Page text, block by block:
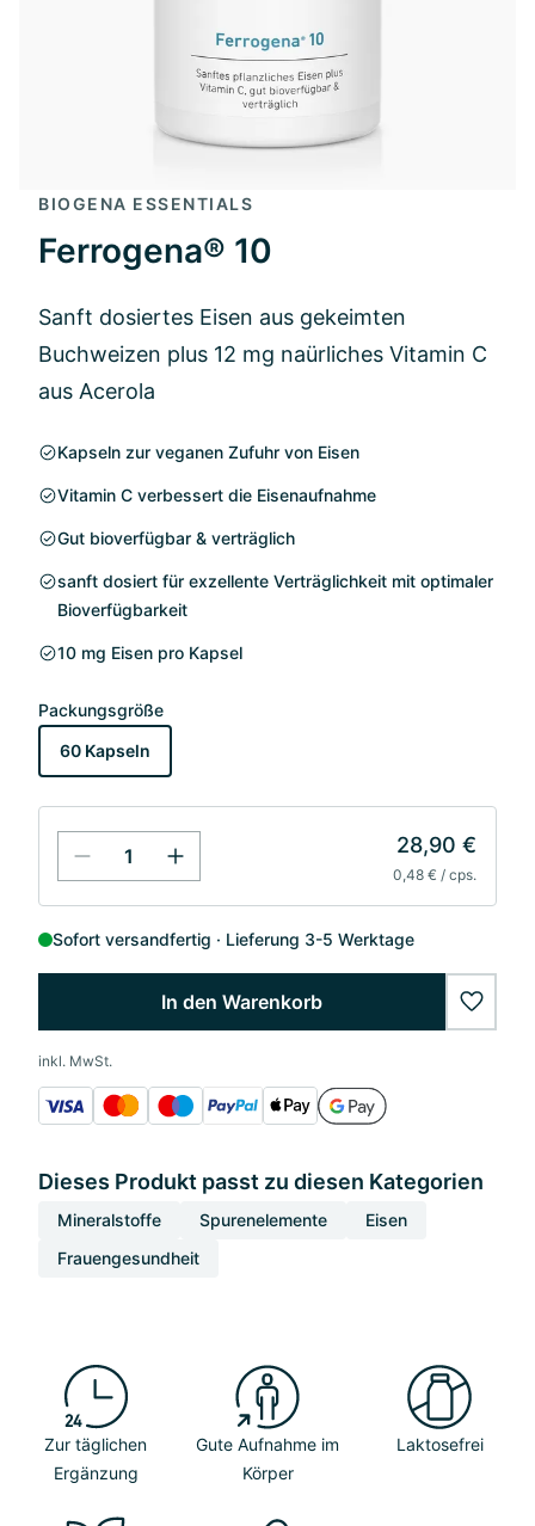
BIOGENA ESSENTIALS
Ferrogena® 10
Sanft dosiertes Eisen aus gekeimten
Buchweizen plus 12 mg naürliches Vitamin C
aus Acerola
Kapseln zur veganen Zufuhr von Eisen
Vitamin C verbessert die Eisenaufnahme
Gut bioverfügbar & verträglich
sanft dosiert für exzellente Verträglichkeit mit optimaler
Bioverfügbarkeit
10 mg Eisen pro Kapsel
Packungsgröße
60 Kapseln
28,90 €
0,48 € / cps.
Sofort versandfertig Lieferung 3-5 Werktage
In den Warenkorb
inkl. MwSt.
Dieses Produkt passt zu diesen Kategorien
Mineralstoffe Spurenelemente
Eisen
Frauengesundheit
Zur täglichen
Ergänzung
Gute Aufnahme im
Körper
Laktosefrei